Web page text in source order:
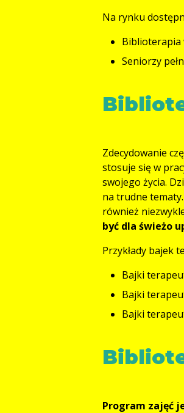
Na rynku
Biblioterapia
Seniorzy
Zdecydowanie
stosuje się w
swojego życia.
na trudne
również
być dla świeżo
Przykłady bajek
Bajki
Bajki
Bajki
Program zajęć